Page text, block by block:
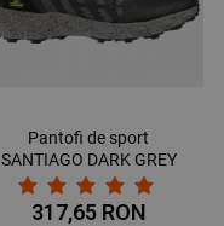
Pantofi de sport
SANTIAGO DARK GREY
317,65 RON